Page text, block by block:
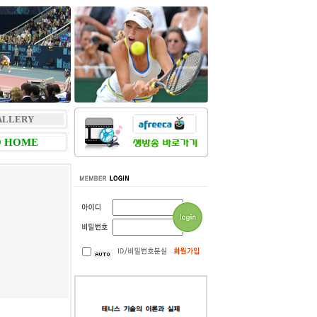
HOME